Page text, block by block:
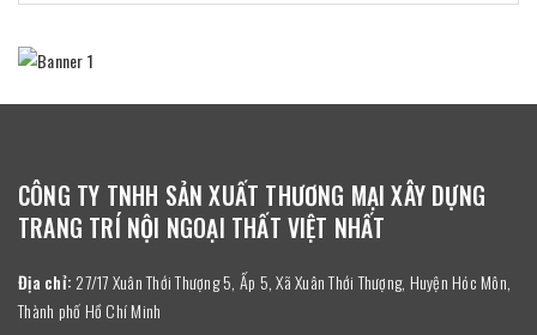
CÔNG TY TNHH SẢN XUẤT THƯƠNG MẠI XÂY DỰNG
TRANG TRÍ NỘI NGOẠI THẤT VIỆT NHẤT
Địa chỉ: 27/17 Xuân Thới Thượng 5, Ấp 5, Xã Xuân Thới Thượng, Huyện Hóc Môn,
Thành phố Hồ Chí Minh